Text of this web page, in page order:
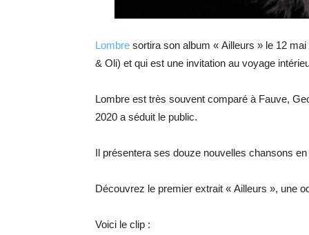
Lombre sortira son album « Ailleurs » le 12
& Oli) et qui est une invitation au voyage
Lombre est très souvent comparé à Fauve,
2020 a séduit le public.
Il présentera ses douze nouvelles chansons
Découvrez le premier extrait « Ailleurs », une
Voici le clip :